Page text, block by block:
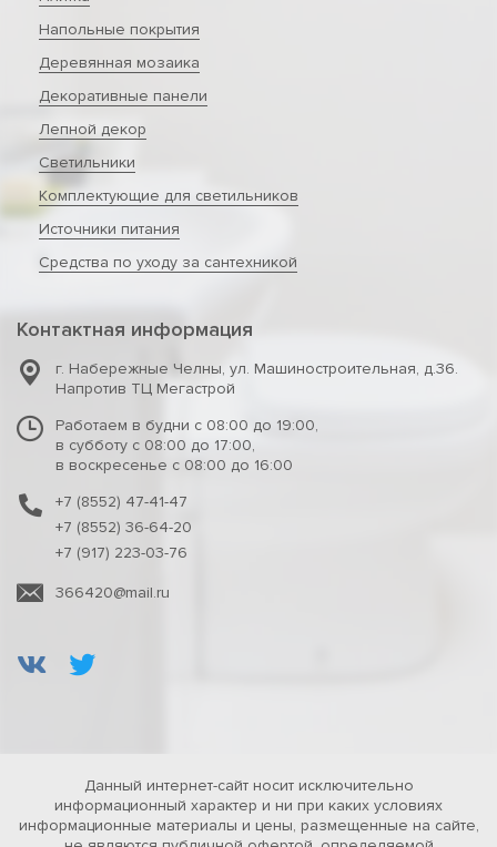
Напольные покрытия
Деревянная мозаика
Декоративные панели
Лепной декор
Светильники
Комплектующие для светильников
Источники питания
Средства по уходу за сантехникой
Контактная информация
г. Набережные Челны, ул. Машиностроительная, д.36.
Напротив ТЦ Мегастрой
Работаем в будни с 08:00 до 19:00,
в субботу с 08:00 до 17:00,
в воскресенье с 08:00 до 16:00
+7 (8552) 47-41-47
+7 (8552) 36-64-20
+7 (917) 223-03-76
366420@mail.ru
Данный интернет-сайт носит исключительно
информационный характер и ни при каких условиях
информационные материалы и цены, размещенные на сайте,